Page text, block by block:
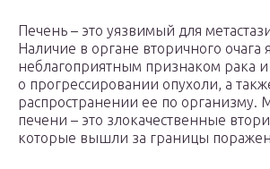
Печень – это уязвимый для
Наличие в органе вторичного очага
неблагоприятным признаком рака и
о прогрессировании опухоли, а
распространении ее по организму.
печени – это злокачественные
которые вышли за границы